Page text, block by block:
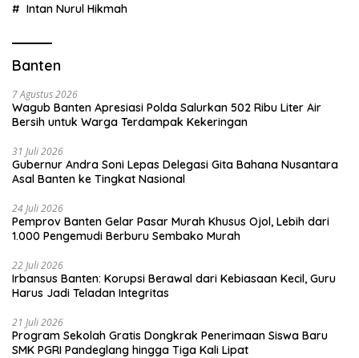
Intan Nurul Hikmah
Banten
7 Agustus 2026
Wagub Banten Apresiasi Polda Salurkan 502 Ribu Liter Air
Bersih untuk Warga Terdampak Kekeringan
31 Juli 2026
Gubernur Andra Soni Lepas Delegasi Gita Bahana Nusantara
Asal Banten ke Tingkat Nasional
24 Juli 2026
Pemprov Banten Gelar Pasar Murah Khusus Ojol, Lebih dari
1.000 Pengemudi Berburu Sembako Murah
22 Juli 2026
Irbansus Banten: Korupsi Berawal dari Kebiasaan Kecil, Guru
Harus Jadi Teladan Integritas
21 Juli 2026
Program Sekolah Gratis Dongkrak Penerimaan Siswa Baru
SMK PGRI Pandeglang hingga Tiga Kali Lipat